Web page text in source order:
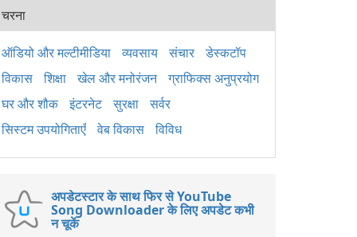
चरना
ऑडियो और मल्टीमीडिया व्यवसाय संचार
डेस्कटॉप
विकास
शिक्षा खेल और मनोरंजन
ग्राफिक्स अनुप्रयोग
घर और शौक
इंटरनेट सुरक्षा
सर्वर
सिस्टम उपयोगिताएँ
वेब विकास विविध
अपडेटस्टार के साथ फिर से YouTube
Song Downloader के लिए अपडेट कभी
न चूकें